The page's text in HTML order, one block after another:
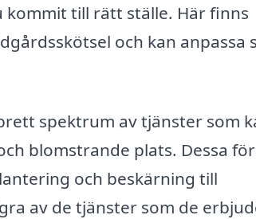
till rätt ställe. Här finns
och kan anpassa
spektrum av tjänster som
blomstrande plats. Dessa
och beskärning till
av de tjänster som de